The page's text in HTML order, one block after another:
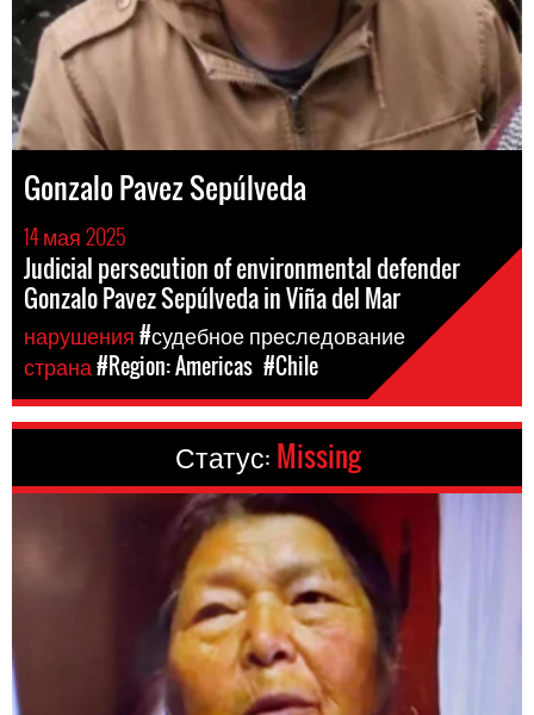
Gonzalo Pavez Sepúlveda
14 мая 2025
Judicial persecution of environmental defender
Gonzalo Pavez Sepúlveda in Viña del Mar
нарушения#судебное преследование
страна#Region: Americas #Chile
Статус: Missing